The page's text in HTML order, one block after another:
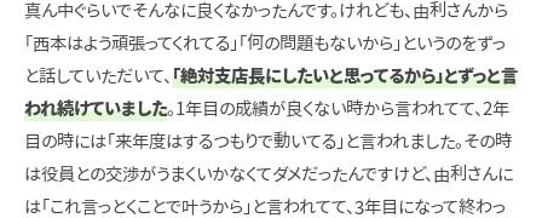
真ん中ぐらいでそんなに良くなかったんです。けれども、由利さんから
「西本はよう頑張ってくれてる」「何の問題もないから」というのをずっ
と話していただいて、 「絶対支店長にしたいと思ってるから」とずっと言
われ続けていました。1年目の成績が良くない時から言われてて、2年
目の時には「来年度はするつもりで動いてる」と言われました。その時
は役員との交渉がうまくいかなくてダメだったんですけど、由利さんに
は「これ言っとくことで叶うから」と言われてて、3年目になって終わっ